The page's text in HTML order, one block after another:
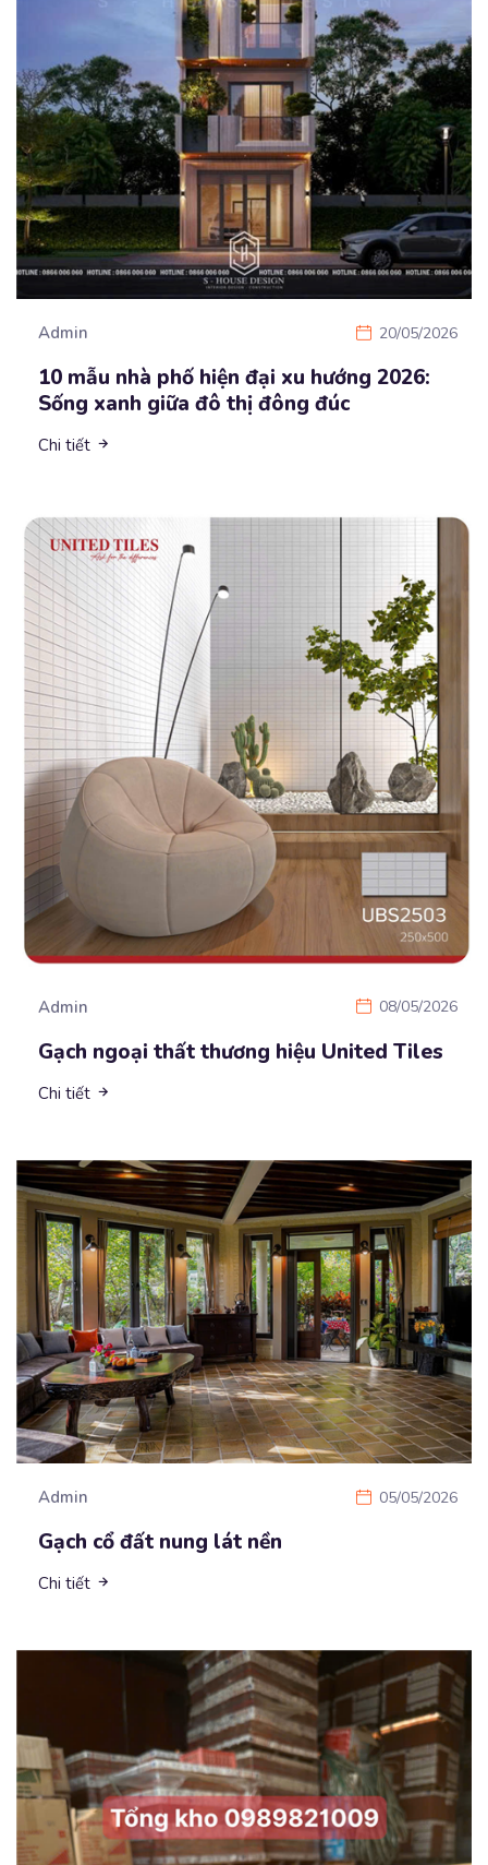
Admin 20/05/2026
10 mẫu nhà phố hiện đại xu hướng 2026:
Sống xanh giữa đô thị đông đúc
Chi tiết
Admin 08/05/2026
Gạch ngoại thất thương hiệu United Tiles
Chi tiết
Admin 05/05/2026
Gạch cổ đất nung lát nền
Chi tiết